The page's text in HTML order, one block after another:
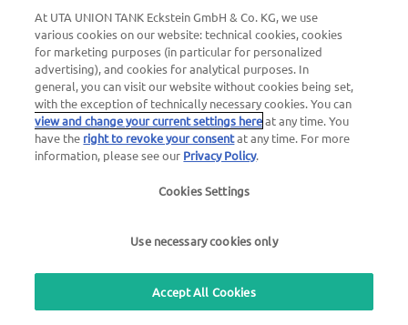
Pardaseade Slovakkia jaoks
Sõidukitele > 3,5 t
Avastage SkyToll OBU
At UTA UNION TANK Eckstein GmbH & Co. KG, we use
various cookies on our website: technical cookies, cookies
for marketing purposes (in particular for personalized
advertising), and cookies for analytical purposes. In
general, you can visit our website without cookies being set,
with the exception of technically necessary cookies. You can
view and change your current settings hereat any time. You
have the right to revoke your consentat any time. For more
information, please see our Privacy Policy.
Cookies Settings
Use necessary cookies only
Accept All Cookies